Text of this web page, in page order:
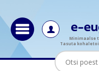
Minimaalse
Tasuta